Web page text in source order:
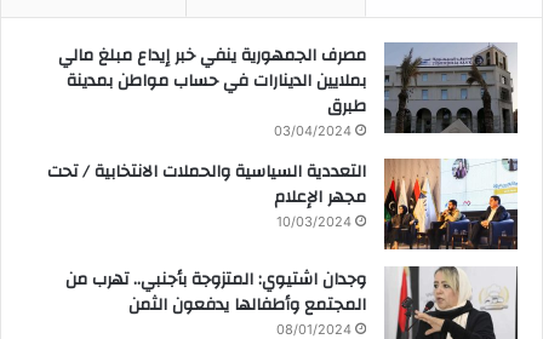
مصرف الجمهورية ينفي خبر إيداع مبلغ مالي
بملايين الدينارات في حساب مواطن بمدينة
طبرق
03/04/2024
التعددية السياسية والحملات الانتخابية / تحت
مجهر الإعلام
10/03/2024
وجدان اشتيوي: المتزوجة بأجنبي.. تهرب من
المجتمع وأطفالها يدفعون الثمن
08/01/2024